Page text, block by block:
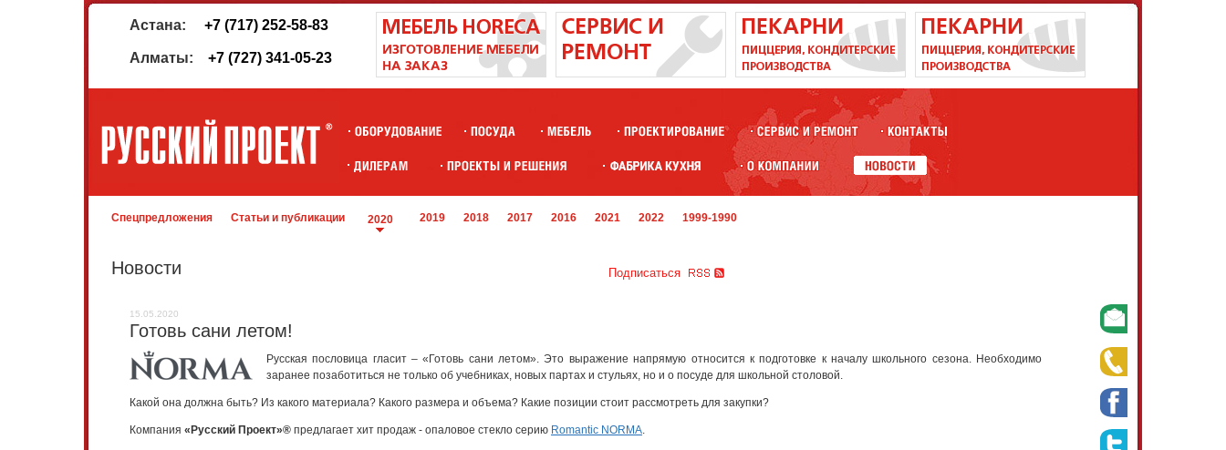
Астана: +7 (717) 252-58-83
Алматы: +7 (727) 341-05-23
Спецпредложения Статьи и публикации 2020 2019 2018 2017 2016 2021 2022 1999-1990
Новости Подписаться
15.05.2020
Готовь сани летом!
Русская пословица гласит – «Готовь сани летом». Это выражение напрямую относится к подготовке к началу школьного сезона. Необходимо
заранее позаботиться не только об учебниках, новых партах и стульях, но и о посуде для школьной столовой.
Какой она должна быть? Из какого материала? Какого размера и объема? Какие позиции стоит рассмотреть для закупки?
Компания «Русский Проект»® предлагает хит продаж - опаловое стекло серию Rоmantic NORMA.